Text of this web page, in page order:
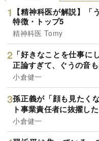
【精神科医が解説】「
特徴・トップ5
精神科医 Tomy
「好きなことを仕事
正論すぎて、ぐうの音
小倉健一
孫正義が「顔も見たく
ト事業責任者に抜擢し
小倉健一